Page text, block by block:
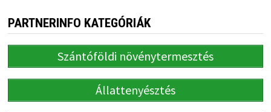
PARTNERINFO KATEGÓRIÁK
Szántóföldi növénytermesztés
Állattenyésztés